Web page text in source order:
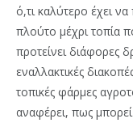
ό,τι καλύτερο έχει
πλούτο μέχρι τοπία
προτείνει διάφορες
εναλλακτικές
τοπικές φάρμες
αναφέρει, πως